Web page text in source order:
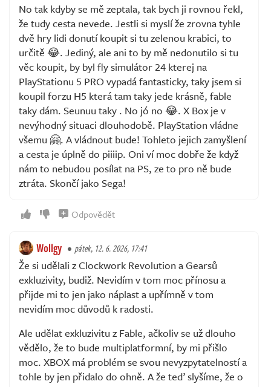
No tak kdyby se mě zeptala, tak bych ji rovnou řekl,
že tudy cesta nevede. Jestli si myslí že zrovna tyhle
dvě hry lidi donutí koupit si tu zelenou krabici, to
určitě 😂. Jediný, ale ani to by mě nedonutilo si tu
věc koupit, by byl fly simulátor 24 kterej na
PlayStationu 5 PRO vypadá fantasticky, taky jsem si
koupil forzu H5 která tam taky jede krásně, fable
taky dám. Seunuu taky . No jó no 😂. X Box je v
nevýhodný situaci dlouhodobě. PlayStation vládne
všemu 🤗. A vládnout bude! Tohleto jejich zamyšlení
a cesta je úplně do piiiip. Oni ví moc dobře že když
nám to nebudou posílat na PS, ze to pro ně bude
ztráta. Skončí jako Sega!
Odpovědět
Wollgy pátek, 12. 6. 2026, 17:41
Že si udělali z Clockwork Revolution a Gearsů
exkluzivity, budiž. Nevidím v tom moc přínosu a
přijde mi to jen jako náplast a upřímně v tom
nevidím moc důvodů k radosti.
Ale udělat exkluzivitu z Fable, ačkoliv se už dlouho
vědělo, že to bude multiplatformní, by mi přišlo
moc. XBOX má problém se svou nevyzpytatelností a
tohle by jen přidalo do ohně. A že teď slyšíme, že o